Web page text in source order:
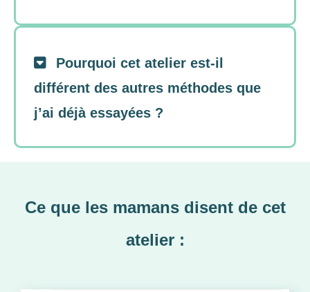
Pourquoi cet atelier est-il
différent des autres méthodes que
j’ai déjà essayées ?
Ce que les mamans disent de cet
atelier :